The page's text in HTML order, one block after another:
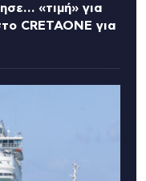
«τιμή» για
CRETAONE για